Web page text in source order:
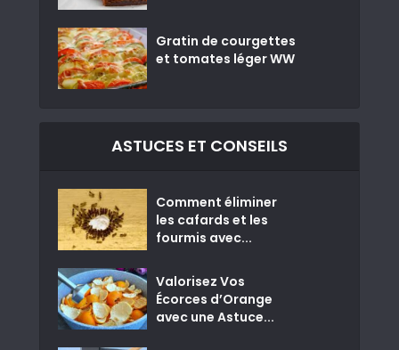
Gratin de courgettes
et tomates léger WW
ASTUCES ET CONSEILS
Comment éliminer
les cafards et les
fourmis avec...
Valorisez Vos
Écorces d’Orange
avec une Astuce...